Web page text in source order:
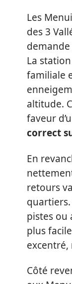
Les
des 3
demande
La
familiale
altitude.
faveur
correct
En
retours
pistes ou
plus
Côté